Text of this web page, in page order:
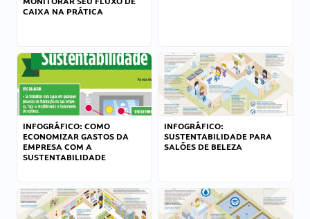
CAIXA NA PRÁTICA
INFOGRÁFICO: COMO
ECONOMIZAR GASTOS DA
EMPRESA COM A
SUSTENTABILIDADE
INFOGRÁFICO:
SUSTENTABILIDADE PARA
SALÕES DE BELEZA